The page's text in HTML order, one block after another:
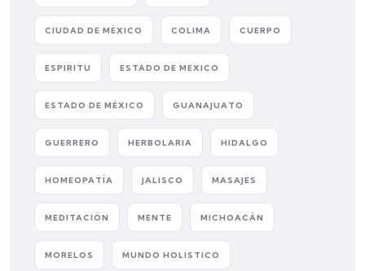
CIUDAD DE MÉXICO COLIMA CUERPO
ESPIRITU ESTADO DE MEXICO
ESTADO DE MÉXICO GUANAJUATO
GUERRERO HERBOLARIA HIDALGO
HOMEOPATÍA JALISCO MASAJES
MEDITACIÓN MENTE MICHOACÁN
MORELOS MUNDO HOLISTICO